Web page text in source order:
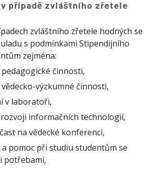
případě zvláštního zřetele
zvláštního zřetele hodných se
s podmínkami Stipendijního
zejména:
činnosti,
výzkumné činnosti,
v laboratoři,
informačních technologií,
na vědecké konferenci,
a pomoc při studiu studentům se
potřebami,